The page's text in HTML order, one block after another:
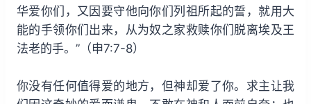
华爱你们，又因要守他向你们列祖所起的誓，就用大
能的手领你们出来，从为奴之家救赎你们脱离埃及王
法老的手。”（申7:7-8）
你没有任何值得爱的地方，但神却爱了你。求主让我